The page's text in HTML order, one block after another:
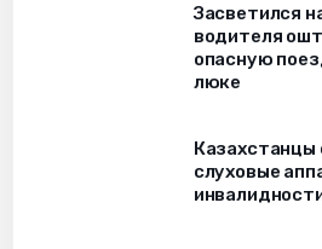
Засветился
водителя
опасную
люке
Казахстанцы
слуховые